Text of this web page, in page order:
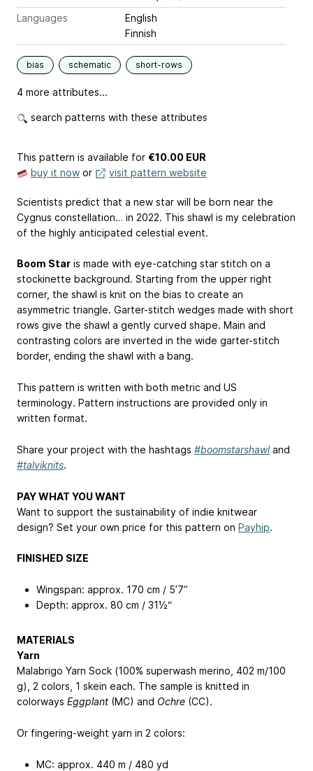
Languages
English
Finnish
bias schematic short-rows
4 more attributes...
search patterns with these attributes
This pattern is available for €10.00 EUR
buy it now or visit pattern website
Scientists predict that a new star will be born near the
Cygnus constellation… in 2022. This shawl is my celebration
of the highly anticipated celestial event.
Boom Star is made with eye-catching star stitch on a
stockinette background. Starting from the upper right
corner, the shawl is knit on the bias to create an
asymmetric triangle. Garter-stitch wedges made with short
rows give the shawl a gently curved shape. Main and
contrasting colors are inverted in the wide garter-stitch
border, ending the shawl with a bang.
This pattern is written with both metric and US
terminology. Pattern instructions are provided only in
written format.
Share your project with the hashtags #boomstarshawland
#talviknits.
PAY WHAT YOU WANT
Want to support the sustainability of indie knitwear
design? Set your own price for this pattern on Payhip.
FINISHED SIZE
Wingspan: approx. 170 cm / 5’7”
Depth: approx. 80 cm / 31½“
MATERIALS
Yarn
Malabrigo Yarn Sock (100% superwash merino, 402 m/100
g), 2 colors, 1 skein each. The sample is knitted in
colorways Eggplant (MC) and Ochre (CC).
Or fingering-weight yarn in 2 colors:
MC: approx. 440 m / 480 yd